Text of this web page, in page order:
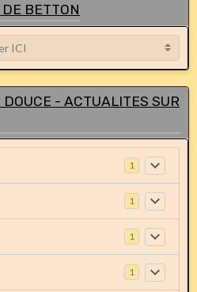
BETTON
- ACTUALITES SUR
1
1
1
1